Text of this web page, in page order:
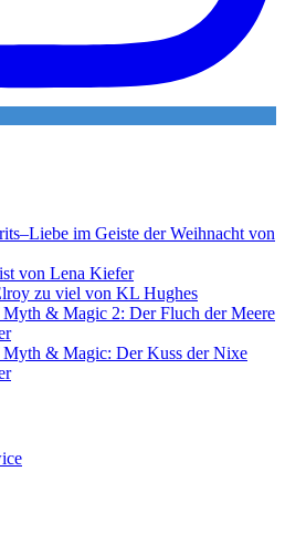
im Geiste der Weihnacht von
von Lena Kiefer
zu viel von KL Hughes
& Magic 2: Der Fluch der Meere
Myth & Magic: Der Kuss der Nixe